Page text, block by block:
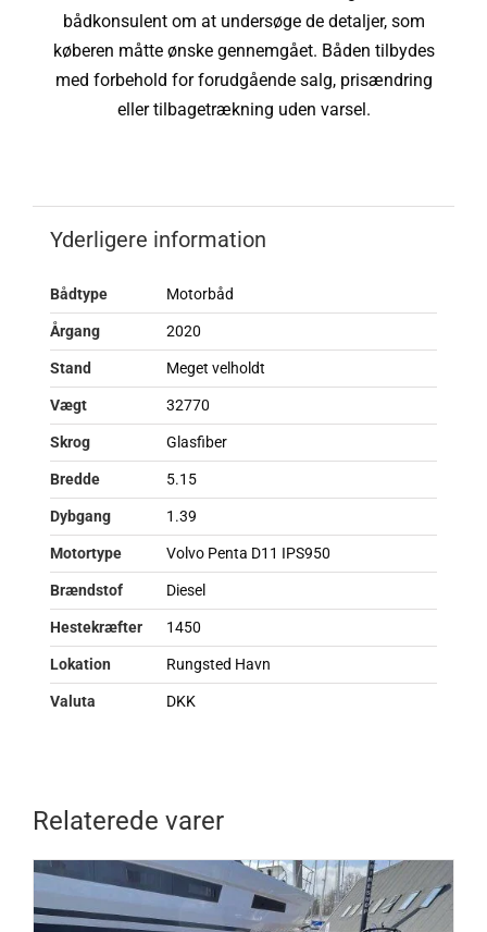
bådkonsulent om at undersøge de detaljer, som
køberen måtte ønske gennemgået. Båden tilbydes
med forbehold for forudgående salg, prisændring
eller tilbagetrækning uden varsel.
Yderligere information
Bådtype Motorbåd
Årgang 2020
Stand Meget velholdt
Vægt 32770
Skrog Glasfiber
Bredde 5.15
Dybgang 1.39
Motortype Volvo Penta D11 IPS950
Brændstof Diesel
Hestekræfter 1450
Lokation Rungsted Havn
Valuta DKK
Relaterede varer